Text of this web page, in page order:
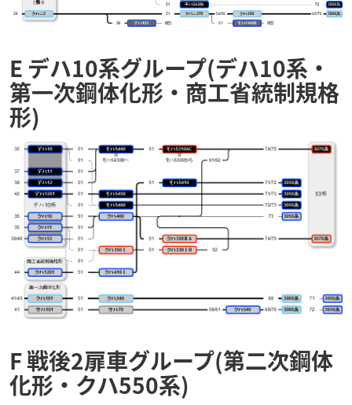
E デハ10系グループ(デハ10系・
第一次鋼体化形・商工省統制規格
形)
F 戦後2扉車グループ(第二次鋼体
化形・クハ550系)